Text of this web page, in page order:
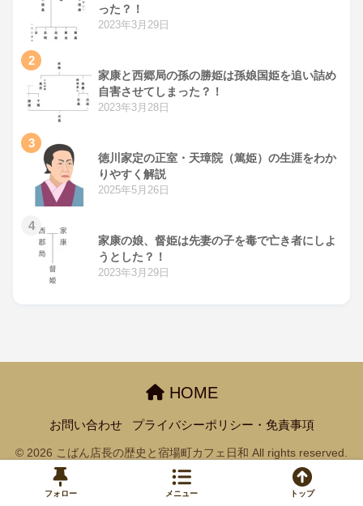
った？！
2023年3月29日
2
家康と西郷局の孫の勝姫は孫娘国姫を追い詰め
自害させてしまった？！
2023年3月28日
3
徳川家定の正室・天璋院（篤姫）の生涯をわか
りやすく解説
2025年5月26日
4
家康の娘、督姫は先妻の子を毒で亡き者にしよ
うとした？！
2023年3月29日
HOME
お問い合わせ プライバシーポリシー・免責事項
© 2026 こばん店長の歴史と宿場町カフェ日和 All rights reserved.
フォロー メニュー トップ